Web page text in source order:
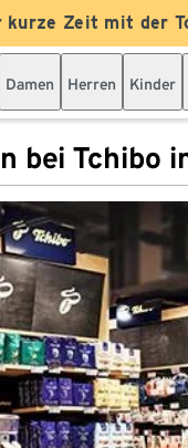
kurze Zeit mit der
Damen Herren Kinder
bei Tchibo